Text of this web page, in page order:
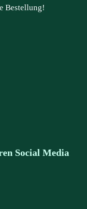
Bestellung!
Social Media